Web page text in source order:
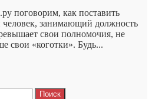
поговорим, как поставить
человек, занимающий должность
свои полномочия, не
свои «коготки». Будь...